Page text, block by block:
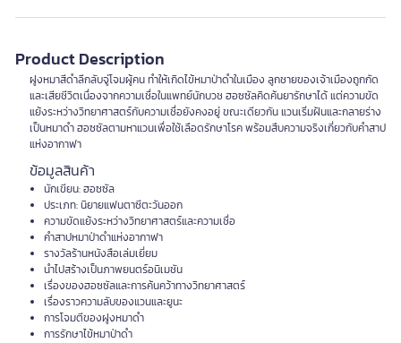
Product Description
ฝูงหมาสีดำลึกลับจู่โจมผู้คน ทำให้เกิดไข้หมาป่าดำในเมือง ลูกชายของเจ้าเมืองถูกกัด
และเสียชีวิตเนื่องจากความเชื่อในแพทย์นักบวช ฮอซซัลคิดค้นยารักษาได้ แต่ความขัด
แย้งระหว่างวิทยาศาสตร์กับความเชื่อยังคงอยู่ ขณะเดียวกัน แวนเริ่มฝันและกลายร่าง
เป็นหมาดำ ฮอซซัลตามหาแวนเพื่อใช้เลือดรักษาโรค พร้อมสืบความจริงเกี่ยวกับคำสาป
แห่งอากาฟา
ข้อมูลสินค้า
นักเขียน: ฮอซซัล
ประเภท: นิยายแฟนตาซีตะวันออก
ความขัดแย้งระหว่างวิทยาศาสตร์และความเชื่อ
คำสาปหมาป่าดำแห่งอากาฟา
รางวัลร้านหนังสือเล่มเยี่ยม
นำไปสร้างเป็นภาพยนตร์อนิเมชัน
เรื่องของฮอซซัลและการค้นคว้าทางวิทยาศาสตร์
เรื่องราวความลับของแวนและยูนะ
การโจมตีของฝูงหมาดำ
การรักษาไข้หมาป่าดำ